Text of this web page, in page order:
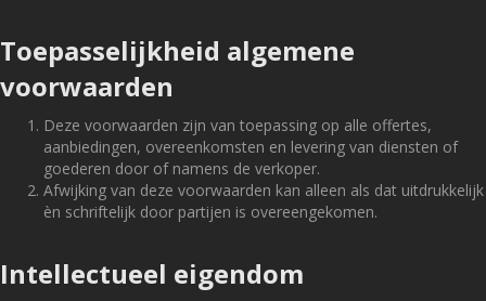
Toepasselijkheid algemene
voorwaarden
Deze voorwaarden zijn van toepassing op alle offertes,
aanbiedingen, overeenkomsten en levering van diensten of
goederen door of namens de verkoper.
Afwijking van deze voorwaarden kan alleen als dat uitdrukkelijk
èn schriftelijk door partijen is overeengekomen.
Intellectueel eigendom